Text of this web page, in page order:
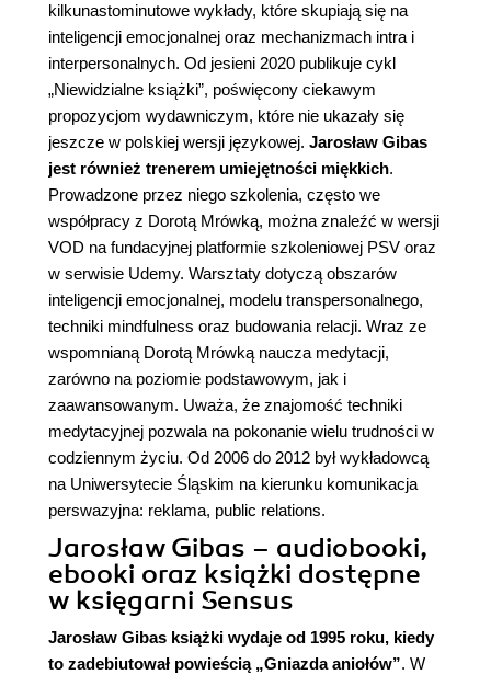
kilkunastominutowe wykłady, które skupiają się na
inteligencji emocjonalnej oraz mechanizmach intra i
interpersonalnych. Od jesieni 2020 publikuje cykl
„Niewidzialne książki”, poświęcony ciekawym
propozycjom wydawniczym, które nie ukazały się
jeszcze w polskiej wersji językowej. Jarosław Gibas
jest również trenerem umiejętności miękkich.
Prowadzone przez niego szkolenia, często we
współpracy z Dorotą Mrówką, można znaleźć w wersji
VOD na fundacyjnej platformie szkoleniowej PSV oraz
w serwisie Udemy. Warsztaty dotyczą obszarów
inteligencji emocjonalnej, modelu transpersonalnego,
techniki mindfulness oraz budowania relacji. Wraz ze
wspomnianą Dorotą Mrówką naucza medytacji,
zarówno na poziomie podstawowym, jak i
zaawansowanym. Uważa, że znajomość techniki
medytacyjnej pozwala na pokonanie wielu trudności w
codziennym życiu. Od 2006 do 2012 był wykładowcą
na Uniwersytecie Śląskim na kierunku komunikacja
perswazyjna: reklama, public relations.
Jarosław Gibas – audiobooki,
ebooki oraz książki dostępne
w księgarni Sensus
Jarosław Gibas książki wydaje od 1995 roku, kiedy
to zadebiutował powieścią „Gniazda aniołów”. W